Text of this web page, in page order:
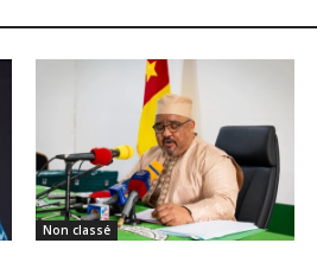
Non classé